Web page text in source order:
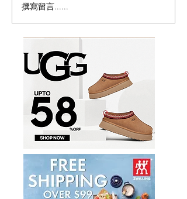
Columbia会员清仓！8月9
日前,精选户外服饰、夹克
外套、鞋靴等4折起+额外8
折
撰寫留言......